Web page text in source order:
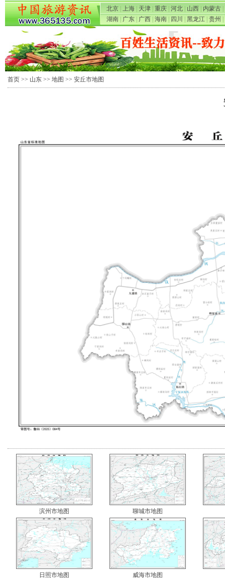
北京 上海 天津 重庆 河北 山西 内蒙古
湖南
广东 广西 海南 四川 黑龙江 贵州
首页 >> 山东 >> 地图 >> 安丘市地图
滨州市地图 聊城市地图
日照市地图 威海市地图